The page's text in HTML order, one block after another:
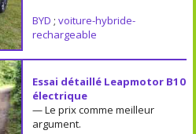
BYD ; voiture-hybride-
rechargeable
Essai détaillé Leapmotor B10
électrique
— Le prix comme meilleur
argument.